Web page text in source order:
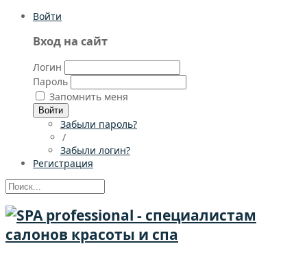
Войти
Вход на сайт
Логин
Пароль
Запомнить меня
Войти
Забыли пароль?
/
Забыли логин?
Регистрация